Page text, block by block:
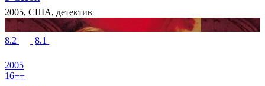
2005, США, детектив
8.2 8.1
2005
16++